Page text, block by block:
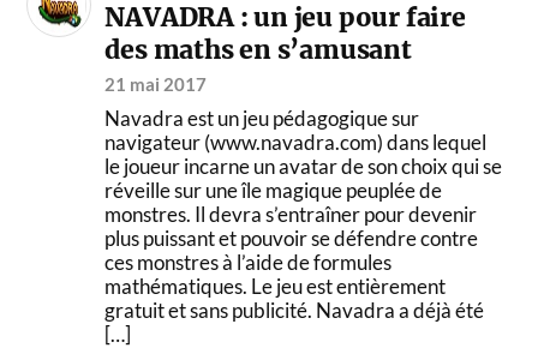
NAVADRA : un jeu pour faire
des maths en s’amusant
21 mai 2017
Navadra est un jeu pédagogique sur
navigateur (www.navadra.com) dans lequel
le joueur incarne un avatar de son choix qui se
réveille sur une île magique peuplée de
monstres. Il devra s’entraîner pour devenir
plus puissant et pouvoir se défendre contre
ces monstres à l’aide de formules
mathématiques. Le jeu est entièrement
gratuit et sans publicité. Navadra a déjà été
[…]